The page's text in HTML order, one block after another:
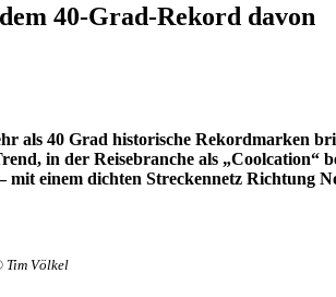
40-Grad-Rekord davon
als 40 Grad historische Rekordmarken
in der Reisebranche als
einem dichten Streckennetz
Tim Völkel